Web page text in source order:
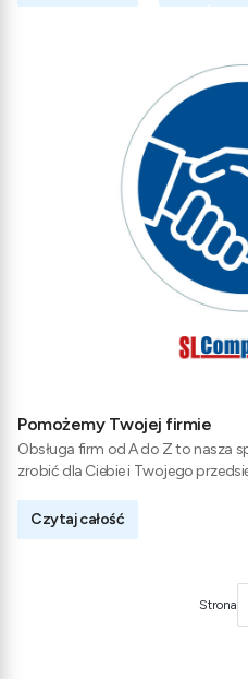
Pomożemy Twojej firmie
Obsługa firm od A do Z to nasza
zrobić dla Ciebie i Twojego
Czytaj całość
Strona